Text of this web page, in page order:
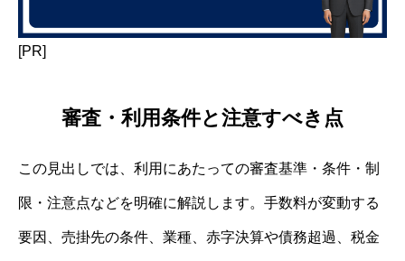
[PR]
審査・利用条件と注意すべき点
この見出しでは、利用にあたっての審査基準・条件・制
限・注意点などを明確に解説します。手数料が変動する
要因、売掛先の条件、業種、赤字決算や債務超過、税金